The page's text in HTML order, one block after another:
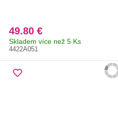
49.80 €
Skladem více než 5 Ks
4422A051